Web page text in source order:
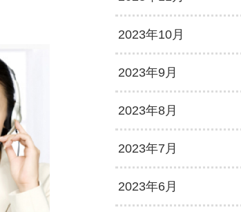
2023年10月
2023年9月
2023年8月
2023年7月
2023年6月